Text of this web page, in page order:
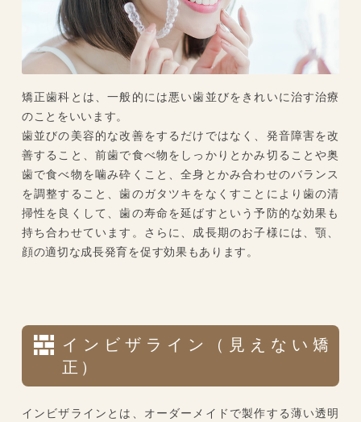
矯正歯科とは、一般的には悪い歯並びをきれいに治す治療
のことをいいます。
歯並びの美容的な改善をするだけではなく、発音障害を改
善すること、前歯で食べ物をしっかりとかみ切ることや奥
歯で食べ物を噛み砕くこと、全身とかみ合わせのバランス
を調整すること、歯のガタツキをなくすことにより歯の清
掃性を良くして、歯の寿命を延ばすという予防的な効果も
持ち合わせています。さらに、成長期のお子様には、顎、
顔の適切な成長発育を促す効果もあります。
インビザライン（見えない矯
正）
インビザラインとは、オーダーメイドで製作する薄い透明